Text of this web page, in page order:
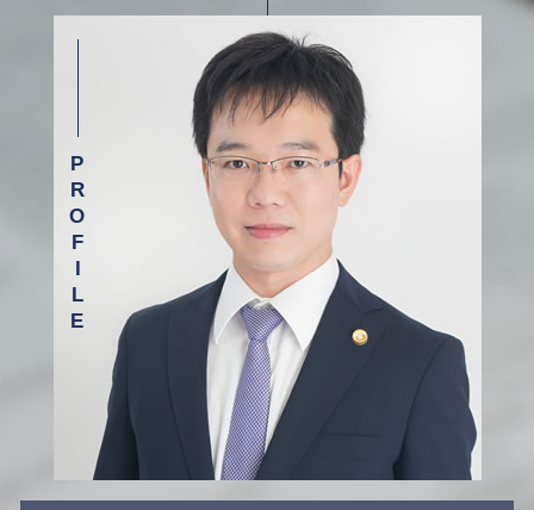
離婚の話し合いに応じ ない
離婚協議 応じない
離婚 条件 別居
財産分与 調停
借金 弁護士 取り立て
自己破産 債務整理
労働問題 賃金
任意整理 民事再生
任意整理 返済期間
症状固定 弁護士
示談 交渉 保険 会社
交通事故 相談 弁護士 渋谷区
債務整理 相談 弁護士 新宿区
借金 相談 弁護士 渋谷区
交通事故 相談 弁護士 目黒区
労働問題 相談 弁護士 目黒区
相続 相談 弁護士 目黒区
借金 相談 弁護士 杉並区
介護事故 相談 弁護士 目黒区
離婚 相談 弁護士 渋谷区
労働問題 相談 弁護士 新宿区
債務整理 相談 弁護士 渋谷区